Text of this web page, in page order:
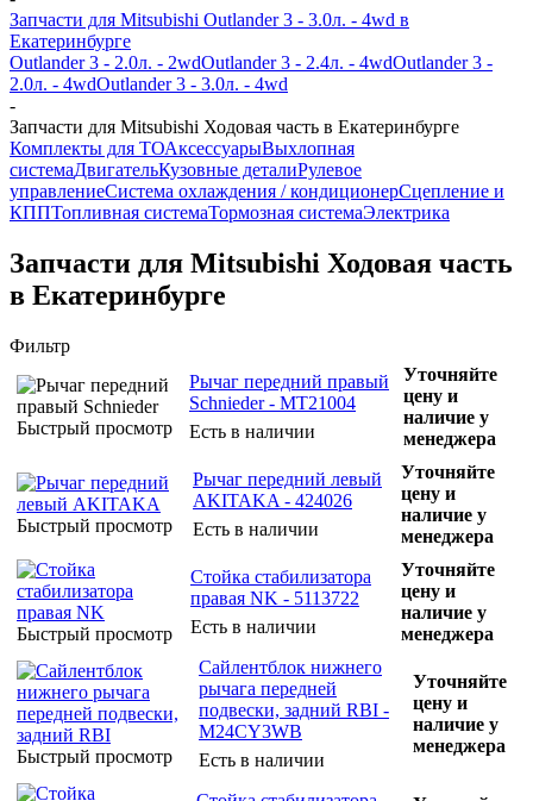
Запчасти для Mitsubishi Outlander 3 - 3.0л. - 4wd в
Екатеринбурге
Outlander 3 - 2.0л. - 2wdOutlander 3 - 2.4л. - 4wdOutlander 3 -
2.0л. - 4wdOutlander 3 - 3.0л. - 4wd
-
Запчасти для Mitsubishi Ходовая часть в Екатеринбурге
Комплекты для ТОАксессуарыВыхлопная
системаДвигательКузовные деталиРулевое
управлениеСистема охлаждения / кондиционерСцепление и
КППТопливная системаТормозная системаЭлектрика
Запчасти для Mitsubishi Ходовая часть
в Екатеринбурге
Фильтр
Быстрый просмотр
Рычаг передний правый
Schnieder - MT21004
Есть в наличии
Уточняйте
цену и
наличие у
менеджера
Быстрый просмотр
Рычаг передний левый
AKITAKA - 424026
Есть в наличии
Уточняйте
цену и
наличие у
менеджера
Быстрый просмотр
Стойка стабилизатора
правая NK - 5113722
Есть в наличии
Уточняйте
цену и
наличие у
менеджера
Быстрый просмотр
Сайлентблок нижнего
рычага передней
подвески, задний RBI -
M24CY3WB
Есть в наличии
Уточняйте
цену и
наличие у
менеджера